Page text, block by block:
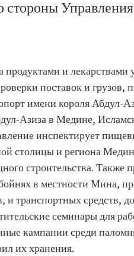
стороны
продуктами и
поставок и
имени короля Абдул-
Азиза в Медине,
инспектирует
столицы и региона
строительства. Также
в местности Мина,
транспортных средств,
семинары для
кампании среди
их хранения.